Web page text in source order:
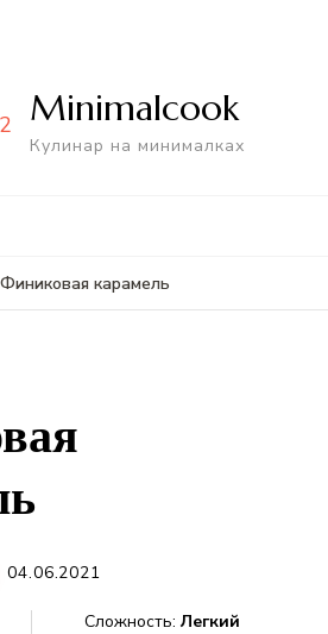
Minimalcook
Кулинар на минималках
Финиковая карамель
04.06.2021
Сложность: Легкий